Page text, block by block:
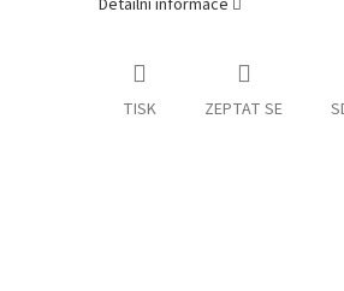
Detailní informace
TISK ZEPTAT SE